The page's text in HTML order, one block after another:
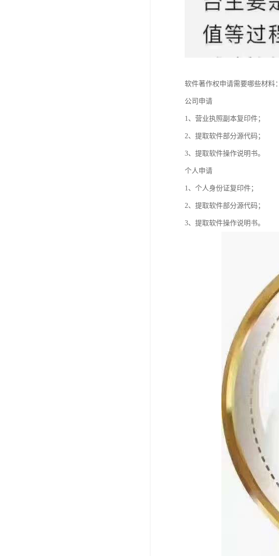
软件著作权申请需要哪些材料：
公司申请
1、营业执照副本复印件；
2、提取软件部分源代码；
3、提取软件操作说明书。
个人申请
1、个人身份证复印件；
2、提取软件部分源代码；
3、提取软件操作说明书。